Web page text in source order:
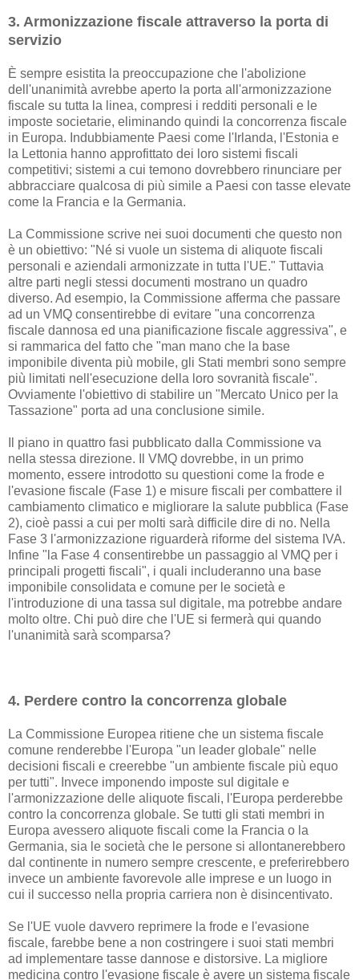
3. Armonizzazione fiscale attraverso la porta di
servizio
È sempre esistita la preoccupazione che l'abolizione
dell'unanimità avrebbe aperto la porta all'armonizzazione
fiscale su tutta la linea, compresi i redditi personali e le
imposte societarie, eliminando quindi la concorrenza fiscale
in Europa. Indubbiamente Paesi come l'Irlanda, l'Estonia e
la Lettonia hanno approfittato dei loro sistemi fiscali
competitivi; sistemi a cui temono dovrebbero rinunciare per
abbracciare qualcosa di più simile a Paesi con tasse elevate
come la Francia e la Germania.
La Commissione scrive nei suoi documenti che questo non
è un obiettivo: "Né si vuole un sistema di aliquote fiscali
personali e aziendali armonizzate in tutta l'UE." Tuttavia
altre parti negli stessi documenti mostrano un quadro
diverso. Ad esempio, la Commissione afferma che passare
ad un VMQ consentirebbe di evitare "una concorrenza
fiscale dannosa ed una pianificazione fiscale aggressiva", e
si rammarica del fatto che "man mano che la base
imponibile diventa più mobile, gli Stati membri sono sempre
più limitati nell'esecuzione della loro sovranità fiscale".
Ovviamente l'obiettivo di stabilire un "Mercato Unico per la
Tassazione" porta ad una conclusione simile.
Il piano in quattro fasi pubblicato dalla Commissione va
nella stessa direzione. Il VMQ dovrebbe, in un primo
momento, essere introdotto su questioni come la frode e
l'evasione fiscale (Fase 1) e misure fiscali per combattere il
cambiamento climatico e migliorare la salute pubblica (Fase
2), cioè passi a cui per molti sarà difficile dire di no. Nella
Fase 3 l'armonizzazione riguarderà riforme del sistema IVA.
Infine "la Fase 4 consentirebbe un passaggio al VMQ per i
principali progetti fiscali", i quali includeranno una base
imponibile consolidata e comune per le società e
l'introduzione di una tassa sul digitale, ma potrebbe andare
molto oltre. Chi può dire che l'UE si fermerà qui quando
l'unanimità sarà scomparsa?
4. Perdere contro la concorrenza globale
La Commissione Europea ritiene che un sistema fiscale
comune renderebbe l'Europa "un leader globale" nelle
decisioni fiscali e creerebbe "un ambiente fiscale più equo
per tutti". Invece imponendo imposte sul digitale e
l'armonizzazione delle aliquote fiscali, l'Europa perderebbe
contro la concorrenza globale. Se tutti gli stati membri in
Europa avessero aliquote fiscali come la Francia o la
Germania, sia le società che le persone si allontanerebbero
dal continente in numero sempre crescente, e preferirebbero
invece un ambiente favorevole alle imprese e un luogo in
cui il successo nella propria carriera non è disincentivato.
Se l'UE vuole davvero reprimere la frode e l'evasione
fiscale, farebbe bene a non costringere i suoi stati membri
ad implementare tasse dannose e distorsive. La migliore
medicina contro l'evasione fiscale è avere un sistema fiscale